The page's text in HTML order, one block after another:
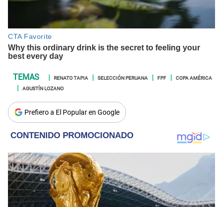
RENATO TAPIA SELECCIÓN PERUANA FPF
COPA AMÉRICA
AGUSTÍN LOZANO
Prefiero a El Popular en Google